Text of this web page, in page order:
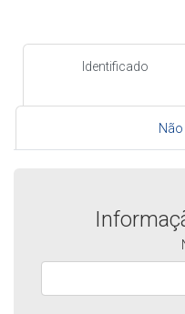
Identificado